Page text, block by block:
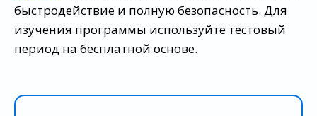
быстродействие и полную безопасность. Для
изучения программы используйте тестовый
период на бесплатной основе.